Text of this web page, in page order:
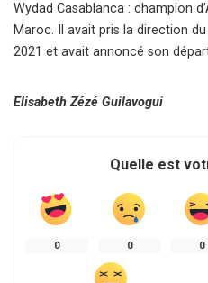
Wydad Casablanca : champion
Maroc. Il avait pris la direction
2021 et avait annoncé son
Elisabeth Zézé Guilavogui
Quelle est
0 0 0